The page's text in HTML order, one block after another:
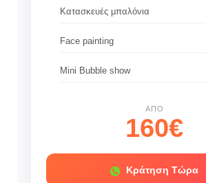
Κατασκευές μπαλόνια
Face painting
Mini Bubble show
ΑΠΌ
160€
Κράτηση Τώρα